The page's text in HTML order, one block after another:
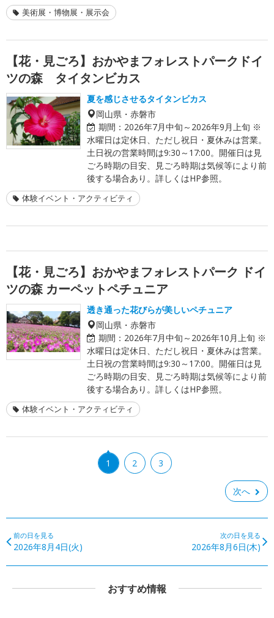
美術展・博物展・展示会
【花・見ごろ】おかやまフォレストパークドイ
ツの森 タイタンビカス
夏を感じさせるタイタンビカス
岡山県・赤磐市
期間： 2026年7月中旬～2026年9月上旬 ※
水曜日は定休日、ただし祝日・夏休みは営業。
土日祝の営業時間は9:30～17:00。開催日は見
ごろ時期の目安、見ごろ時期は気候等により前
後する場合あり。詳しくはHP参照。
体験イベント・アクティビティ
【花・見ごろ】おかやまフォレストパーク ドイ
ツの森 カーペットペチュニア
透き通った花びらが美しいペチュニア
岡山県・赤磐市
期間： 2026年7月中旬～2026年10月上旬 ※
水曜日は定休日、ただし祝日・夏休みは営業。
土日祝の営業時間は9:30～17:00。開催日は見
ごろ時期の目安、見ごろ時期は気候等により前
後する場合あり。詳しくはHP参照。
体験イベント・アクティビティ
1 2 3
次へ
前の日を見る
2026年8月4日(火)
次の日を見る
2026年8月6日(木)
おすすめ情報